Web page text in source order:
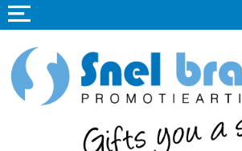
Home
Promotieartikelen